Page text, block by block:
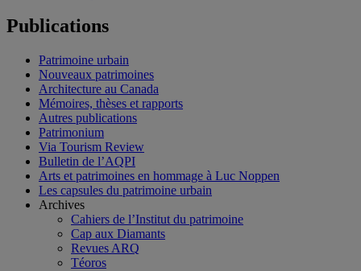
Publications
Patrimoine urbain
Nouveaux patrimoines
Architecture au Canada
Mémoires, thèses et rapports
Autres publications
Patrimonium
Via Tourism Review
Bulletin de l’AQPI
Arts et patrimoines en hommage à Luc Noppen
Les capsules du patrimoine urbain
Archives
Cahiers de l’Institut du patrimoine
Cap aux Diamants
Revues ARQ
Téoros